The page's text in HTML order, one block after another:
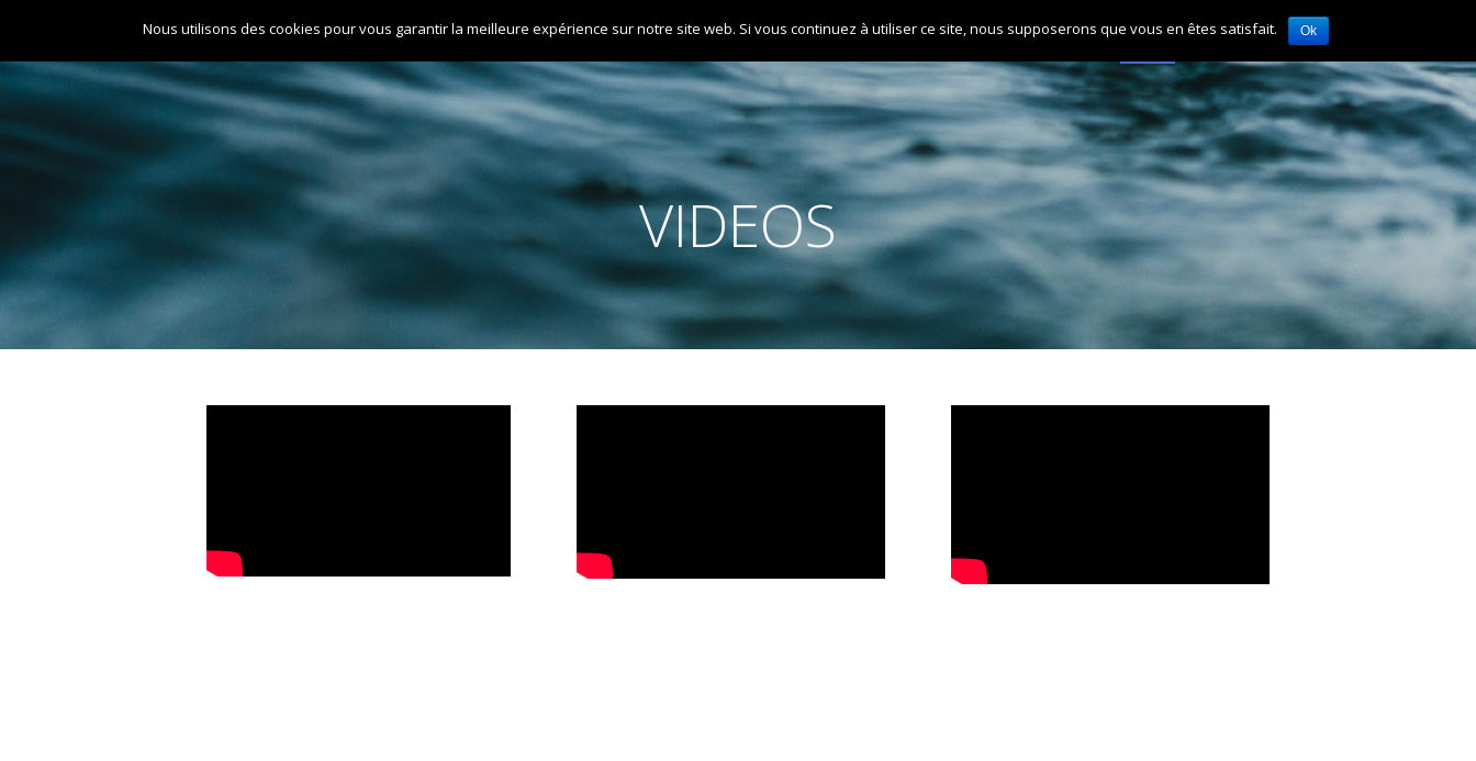
contenu Pointus et Patrimoine Mandréen CONTACT
VIDEOS
Nous utilisons des cookies pour vous garantir la meilleure expérience sur notre site web. Si vous continuez à utiliser ce site, nous supposerons que vous en êtes satisfait. Ok